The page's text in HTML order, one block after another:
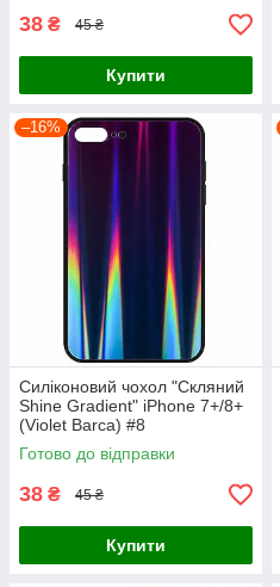
38 ₴ 45 ₴
Купити
–16%
Силіконовий чохол "Скляний
Shine Gradient" iPhone 7+/8+
(Violet Barca) #8
Готово до відправки
38 ₴ 45 ₴
Купити